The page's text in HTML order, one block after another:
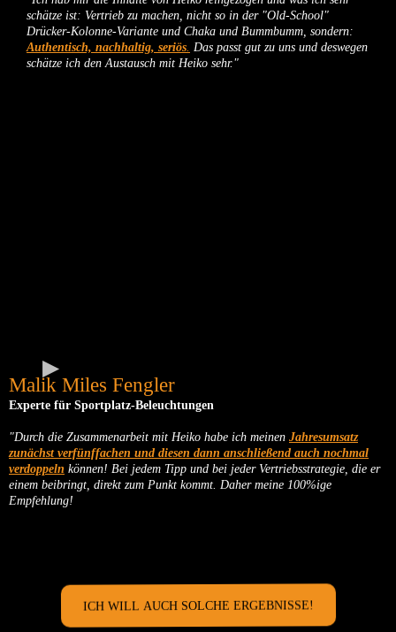
schätze ist: Vertrieb zu machen, nicht so in der "Old-School"
Drücker-Kolonne-Variante und Chaka und Bummbumm, sondern:
Authentisch, nachhaltig, seriös. Das passt gut zu uns und deswegen
schätze ich den Austausch mit Heiko sehr."
Malik Miles Fengler
Experte für Sportplatz-Beleuchtungen
"Durch die Zusammenarbeit mit Heiko habe ich meinen Jahresumsatz
zunächst verfünffachen und diesen dann anschließend auch nochmal
verdoppeln können! Bei jedem Tipp und bei jeder Vertriebsstrategie, die er
einem beibringt, direkt zum Punkt kommt. Daher meine 100%ige
Empfehlung!
ICH WILL AUCH SOLCHE ERGEBNISSE!